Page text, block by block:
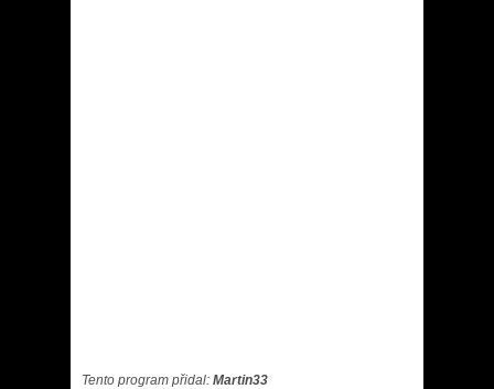
Tento program přidal: Martin33